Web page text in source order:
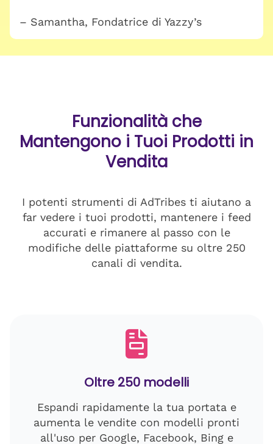
– Samantha, Fondatrice di Yazzy’s
Funzionalità che
Mantengono i Tuoi Prodotti in
Vendita
I potenti strumenti di AdTribes ti aiutano a
far vedere i tuoi prodotti, mantenere i feed
accurati e rimanere al passo con le
modifiche delle piattaforme su oltre 250
canali di vendita.
Oltre 250 modelli
Espandi rapidamente la tua portata e
aumenta le vendite con modelli pronti
all'uso per Google, Facebook, Bing e